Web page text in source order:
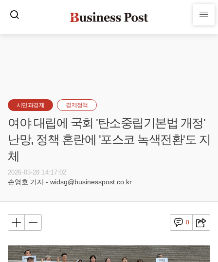
시민과경제 경제정책
여야 대립에 국회 '탄소중립기본법 개정'
난망, 정책 혼란에 '포스코 녹색전환'도 지
체
2026-05-28 14:17:02
손영호 기자 - widsg@businesspost.co.kr
0